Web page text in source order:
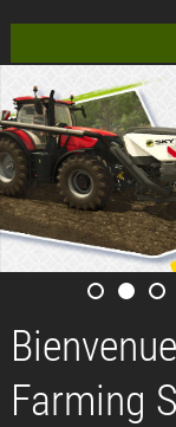
Farming